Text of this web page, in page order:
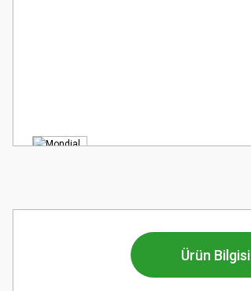
Ürün Bilgisi